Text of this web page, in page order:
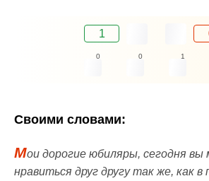
1
0 0 1
Своими словами:
Мои дорогие юбиляры, сегодня
нравиться друг другу так же, как в